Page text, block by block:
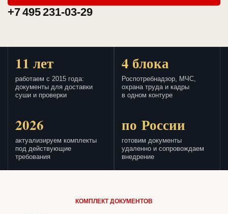
+7 495 231-03-29
11 лет
работаем с 2015 года:
документы для доставки
суши и проверки
4 блока
Роспотребнадзор, МЧС,
охрана труда и кадры
в одном контуре
2026
актуализируем комплекты
под действующие
требования
по России
готовим документы
удаленно и сопровождаем
внедрение
КОМПЛЕКТ ДОКУМЕНТОВ